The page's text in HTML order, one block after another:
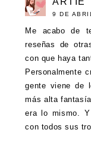
9 DE
Me acabo de
reseñas de
con que haya
Personalmente
gente viene de
más alta
era lo mismo.
con todos sus